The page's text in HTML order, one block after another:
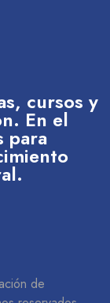
cursos y
En el
para
de